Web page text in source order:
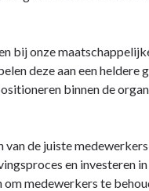
bij onze
deze aan een
binnen de
de juiste
en investeren
medewerkers te